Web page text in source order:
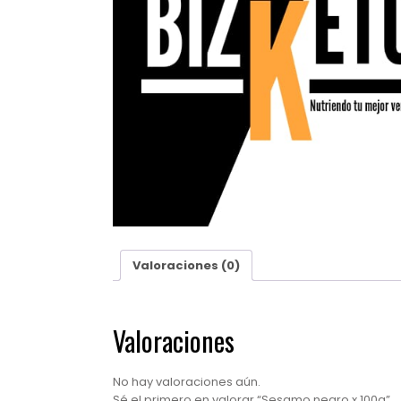
Valoraciones (0)
Valoraciones
No hay valoraciones aún.